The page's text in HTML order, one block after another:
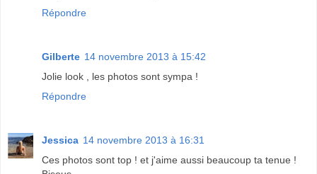
Répondre
Gilberte 14 novembre 2013 à 15:42
Jolie look , les photos sont sympa !
Répondre
Jessica 14 novembre 2013 à 16:31
Ces photos sont top ! et j'aime aussi beaucoup ta tenue !